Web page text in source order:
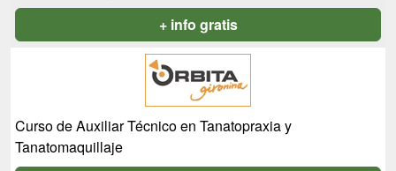
+ info gratis
Curso de Auxiliar Técnico en Tanatopraxia y
Tanatomaquillaje